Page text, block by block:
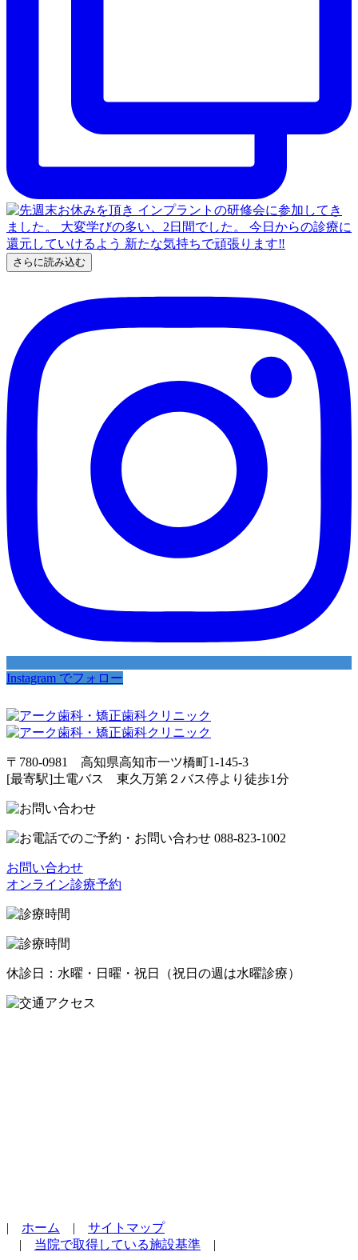
さらに読み込む
Instagram でフォロー
〒780-0981 高知県高知市一ツ橋町1-145-3
[最寄駅]土電バス 東久万第２バス停より徒歩1分
お問い合わせ
オンライン診療予約
休診日：水曜・日曜・祝日（祝日の週は水曜診療）
| ホーム | サイトマップ
| 当院で取得している施設基準 |